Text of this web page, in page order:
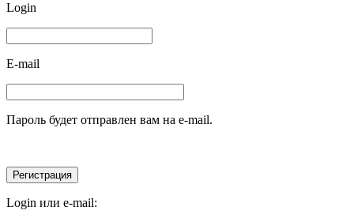
Login
E-mail
Пароль будет отправлен вам на e-mail.
Login или e-mail: